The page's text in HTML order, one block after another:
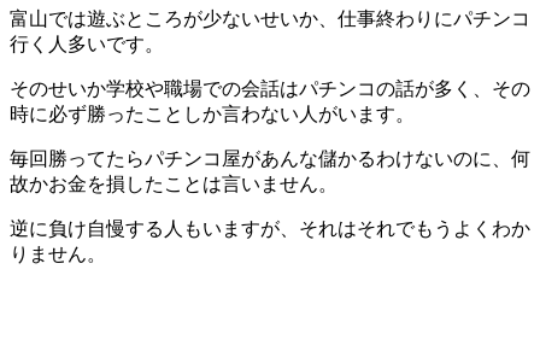
富山では遊ぶところが少ないせいか、仕事終わりにパチンコ
行く人多いです。
そのせいか学校や職場での会話はパチンコの話が多く、その
時に必ず勝ったことしか言わない人がいます。
毎回勝ってたらパチンコ屋があんな儲かるわけないのに、何
故かお金を損したことは言いません。
逆に負け自慢する人もいますが、それはそれでもうよくわか
りません。